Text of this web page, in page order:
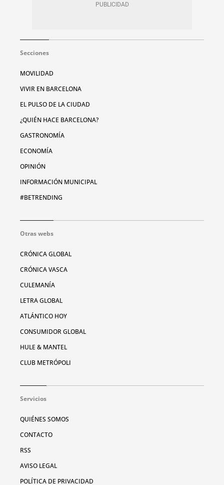
Secciones
MOVILIDAD
VIVIR EN BARCELONA
EL PULSO DE LA CIUDAD
¿QUIÉN HACE BARCELONA?
GASTRONOMÍA
ECONOMÍA
OPINIÓN
INFORMACIÓN MUNICIPAL
#BETRENDING
Otras webs
CRÓNICA GLOBAL
CRÓNICA VASCA
CULEMANÍA
LETRA GLOBAL
ATLÁNTICO HOY
CONSUMIDOR GLOBAL
HULE & MANTEL
CLUB METRÓPOLI
Servicios
QUIÉNES SOMOS
CONTACTO
RSS
AVISO LEGAL
POLÍTICA DE PRIVACIDAD